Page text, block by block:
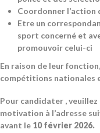
Coordonner l’action
Etre un
sport concerné et
promouvoir celui-ci
En raison de leur
compétitions nationales
Pour candidater ,
motivation à l’adresse
avant le 10 février 2026.